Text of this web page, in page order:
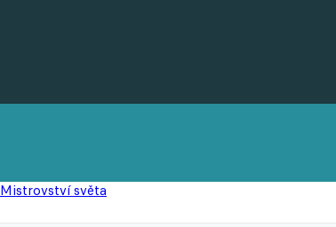
Mistrovství světa